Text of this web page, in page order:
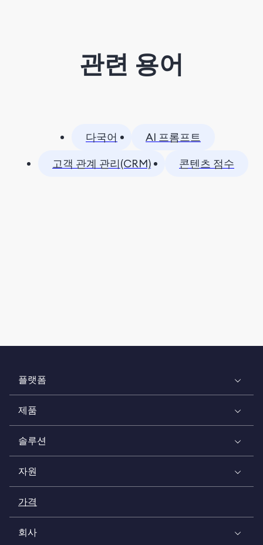
관련 용어
다국어
AI 프롬프트
고객 관계 관리(CRM)
콘텐츠 점수
플랫폼
제품
솔루션
자원
가격
회사